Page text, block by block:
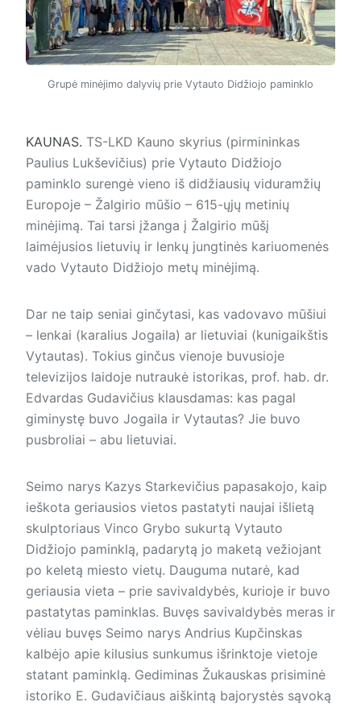
Grupė minėjimo dalyvių prie Vytauto Didžiojo paminklo
KAUNAS. TS-LKD Kauno skyrius (pirmininkas
Paulius Lukševičius) prie Vytauto Didžiojo
paminklo surengė vieno iš didžiausių viduramžių
Europoje – Žalgirio mūšio – 615-ųjų metinių
minėjimą. Tai tarsi įžanga į Žalgirio mūšį
laimėjusios lietuvių ir lenkų jungtinės kariuomenės
vado Vytauto Didžiojo metų minėjimą.
Dar ne taip seniai ginčytasi, kas vadovavo mūšiui
– lenkai (karalius Jogaila) ar lietuviai (kunigaikštis
Vytautas). Tokius ginčus vienoje buvusioje
televizijos laidoje nutraukė istorikas, prof. hab. dr.
Edvardas Gudavičius klausdamas: kas pagal
giminystę buvo Jogaila ir Vytautas? Jie buvo
pusbroliai – abu lietuviai.
Seimo narys Kazys Starkevičius papasakojo, kaip
ieškota geriausios vietos pastatyti naujai išlietą
skulptoriaus Vinco Grybo sukurtą Vytauto
Didžiojo paminklą, padarytą jo maketą vežiojant
po keletą miesto vietų. Dauguma nutarė, kad
geriausia vieta – prie savivaldybės, kurioje ir buvo
pastatytas paminklas. Buvęs savivaldybės meras ir
vėliau buvęs Seimo narys Andrius Kupčinskas
kalbėjo apie kilusius sunkumus išrinktoje vietoje
sta­tant paminklą. Gediminas Žukauskas prisiminė
istoriko E. Gudavičiaus aiškintą bajorystės sąvoką